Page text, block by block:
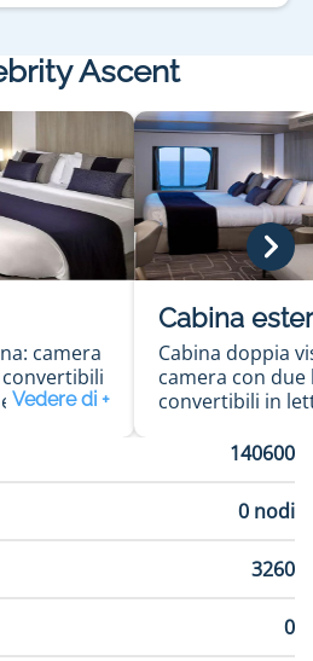
Ascent
camera
sofà,
Cabina
Cabina doppia
camera con
convertibili in
soggiorno con
asciugacapelli
140600
0 nodi
3260
0